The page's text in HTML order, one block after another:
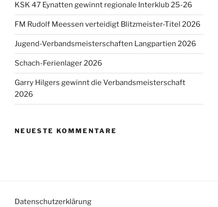
KSK 47 Eynatten gewinnt regionale Interklub 25-26
FM Rudolf Meessen verteidigt Blitzmeister-Titel 2026
Jugend-Verbandsmeisterschaften Langpartien 2026
Schach-Ferienlager 2026
Garry Hilgers gewinnt die Verbandsmeisterschaft
2026
NEUESTE KOMMENTARE
Datenschutzerklärung